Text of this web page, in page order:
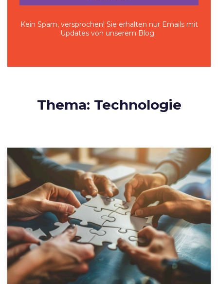
Kein Spam, versprochen! Sie erhalten nur Emails mit
Updates von unserem Blog.
Thema: Technologie